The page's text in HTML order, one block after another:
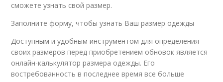
сможете узнать свой размер.
Заполните форму, чтобы узнать Ваш размер одежды
Доступным и удобным инструментом для определения
своих размеров перед приобретением обновок является
онлайн-калькулятор размера одежды. Его
востребованность в последнее время все больше